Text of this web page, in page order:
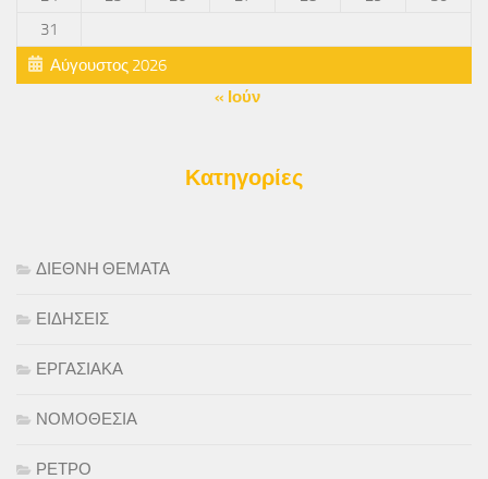
Αύγουστος 2026
31
« Ιούν
Κατηγορίες
ΔΙΕΘΝΗ ΘΕΜΑΤΑ
ΕΙΔΗΣΕΙΣ
ΕΡΓΑΣΙΑΚΑ
ΝΟΜΟΘΕΣΙΑ
ΡΕΤΡΟ